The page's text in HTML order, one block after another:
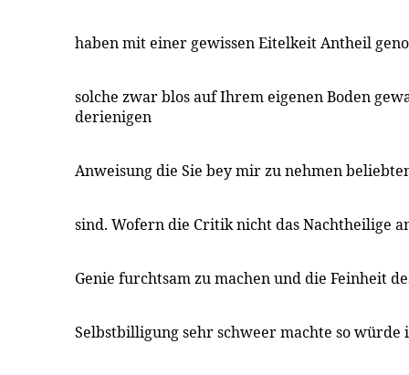
haben mit einer gewissen Eitelkeit Antheil
solche zwar blos auf Ihrem eigenen Boden
derienigen
Anweisung die Sie bey mir zu nehmen
sind. Wofern die Critik nicht das Nachtheilige
Genie furchtsam zu machen und die Feinheit
Selbstbilligung sehr schweer machte so würde